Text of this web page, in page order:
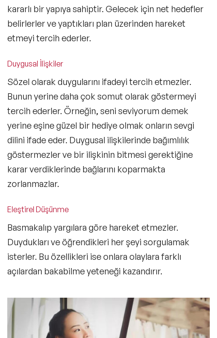
kararlı bir yapıya sahiptir. Gelecek için net hedefler
belirlerler ve yaptıkları plan üzerinden hareket
etmeyi tercih ederler.
Duygusal İlişkiler
Sözel olarak duygularını ifadeyi tercih etmezler.
Bunun yerine daha çok somut olarak göstermeyi
tercih ederler. Örneğin, seni seviyorum demek
yerine eşine güzel bir hediye olmak onların sevgi
dilini ifade eder. Duygusal ilişkilerinde bağımlılık
göstermezler ve bir ilişkinin bitmesi gerektiğine
karar verdiklerinde bağlarını koparmakta
zorlanmazlar.
Eleştirel Düşünme
Basmakalıp yargılara göre hareket etmezler.
Duydukları ve öğrendikleri her şeyi sorgulamak
isterler. Bu özellikleri ise onlara olaylara farklı
açılardan bakabilme yeteneği kazandırır.